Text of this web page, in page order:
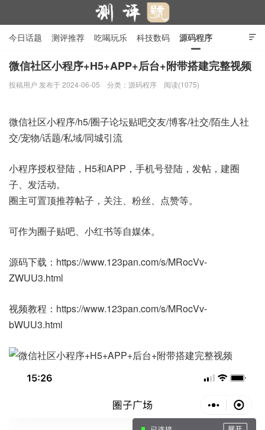

今日话题 测评推荐 吃喝玩乐 科技数码 源码程序
行业产品 在线投稿 隐私政策
微信社区小程序+H5+APP+后台+附带搭建完整视频
投稿用户 发布于 2024-06-05 分类： 源码程序 阅读(1075)
微信社区小程序/h5/圈子论坛贴吧交友/博客/社交/陌生人社
交/宠物/话题/私域/同城引流
小程序授权登陆，H5和APP，手机号登陆，发帖，建圈
子、发活动。
圈主可置顶推荐帖子，关注、粉丝、点赞等。
可作为圈子贴吧、小红书等自媒体。
源码下载：https://www.123pan.com/s/MRocVv-
ZWUU3.html
视频教程：https://www.123pan.com/s/MRocVv-
bWUU3.html